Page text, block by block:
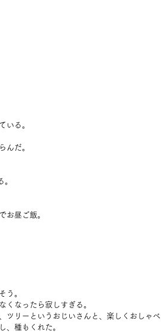
いる。
んだ。
お昼ご飯。
う。
くなったら寂しすぎる。
リーというおじいさんと、楽しくおしゃべ
、種もくれた。